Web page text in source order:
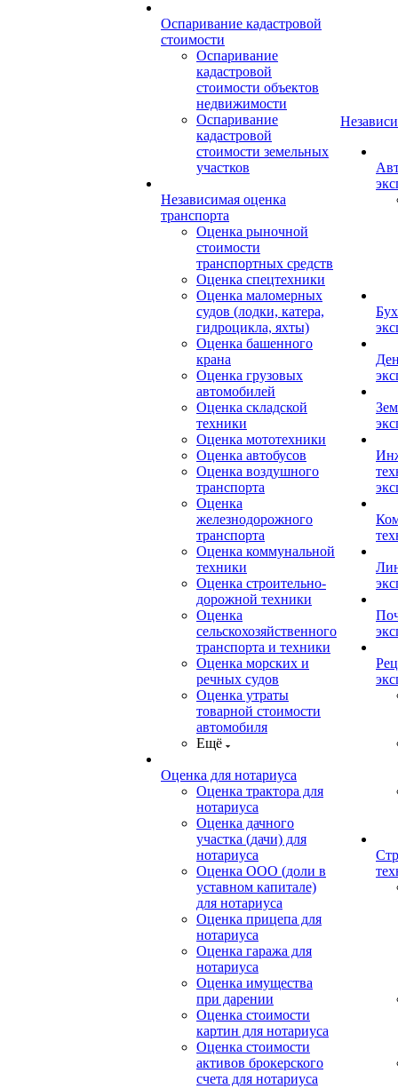
Оспаривание кадастровой
стоимости
Оспаривание
кадастровой
стоимости объектов
недвижимости
Оспаривание
кадастровой
стоимости земельных
участков
Независимая оценка
транспорта
Оценка рыночной
стоимости
транспортных средств
Оценка спецтехники
Оценка маломерных
судов (лодки, катера,
гидроцикла, яхты)
Оценка башенного
крана
Оценка грузовых
автомобилей
Оценка складской
техники
Оценка мототехники
Оценка автобусов
Оценка воздушного
транспорта
Оценка
железнодорожного
транспорта
Оценка коммунальной
техники
Оценка строительно-
дорожной техники
Оценка
сельскохозяйственного
транспорта и техники
Оценка морских и
речных судов
Оценка утраты
товарной стоимости
автомобиля
Ещё
Оценка для нотариуса
Оценка трактора для
нотариуса
Оценка дачного
участка (дачи) для
нотариуса
Оценка ООО (доли в
уставном капитале)
для нотариуса
Оценка прицепа для
нотариуса
Оценка гаража для
нотариуса
Оценка имущества
при дарении
Оценка стоимости
картин для нотариуса
Оценка стоимости
активов брокерского
счета для нотариуса